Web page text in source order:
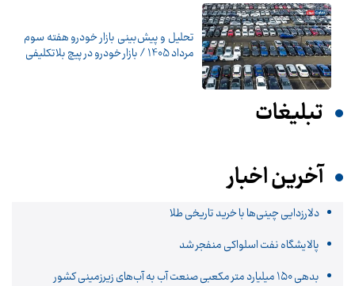
تحلیل و پیش‌بینی بازار خودرو هفته سوم
مرداد 1405 / بازار خودرو در پیچ بلاتکلیفی
تبلیغات
آخرین اخبار
دلارزدایی چینی‌ها با خرید تاریخی طلا
پالایشگاه نفت اسلواکی منفجر شد
بدهی ۱۵۰ میلیارد متر مکعبی صنعت آب به آب‌های زیرزمینی کشور